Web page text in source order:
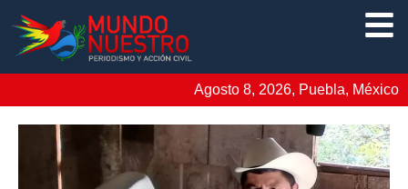
Agosto 8, 2026, Puebla, México